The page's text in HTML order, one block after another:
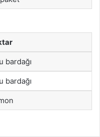
bardağı
bardağı